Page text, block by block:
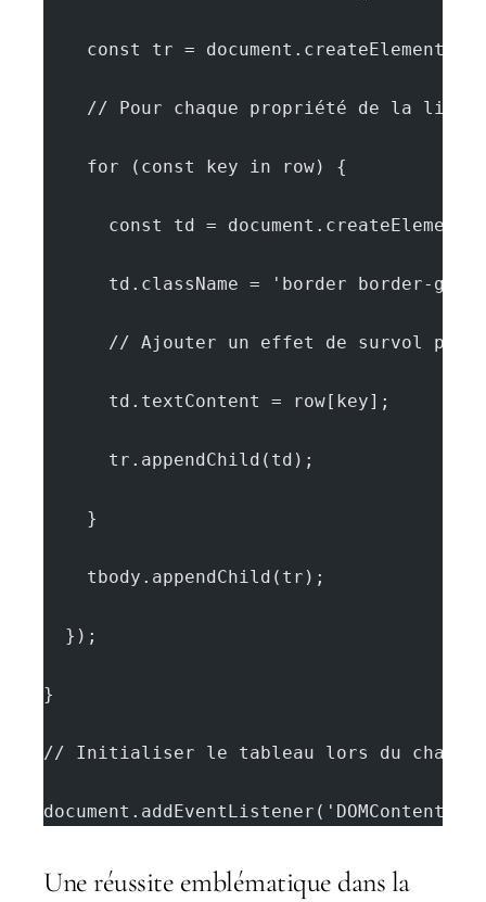
const tr =
// Pour chaque propriété de la
    for (const key in row) {
const td =
td.className = 'border border-
// Ajouter un effet de survol pour
      td.textContent = row[key];
      tr.appendChild(td);
    }
    tbody.appendChild(tr);
  });
}
// Initialiser le tableau lors du
Une réussite emblématique dans la